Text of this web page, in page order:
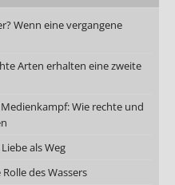
Wenn eine vergangene
Arten erhalten eine zweite
Wie rechte und
als Weg
des Wassers